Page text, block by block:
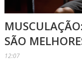
SÃO
12:07